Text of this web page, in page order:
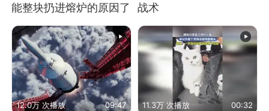
能整块扔进熔炉的原因了
战术
12.0万 次播放 09:47 11.3万 次播放 00:32